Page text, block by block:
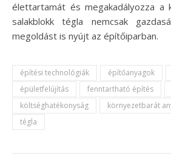
élettartamát és megakadályozza a
salakblokk tégla nemcsak
megoldást is nyújt az építőiparban.
építési technológiák építőanyagok
épületfelújítás
fenntartható építés
költséghatékonyság
környezetbarát
tégla